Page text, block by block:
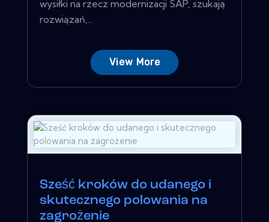
wysiłki na rzecz modernizacji SAP, szukają
rozwiązań,...
View More
Sześć kroków do udanego i
skutecznego polowania na
zagrożenie